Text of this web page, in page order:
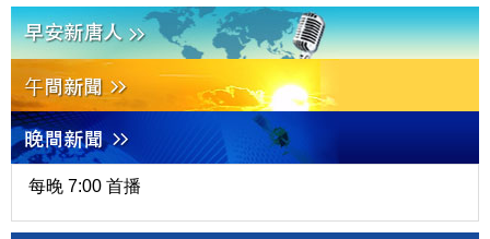
每晚 7:00 首播